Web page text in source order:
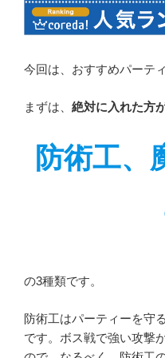
今回は、おすすめパーテ
まずは、 絶対に入れた方
防術工、
の3種類です。
防術工はパーティーを守
です。ボス戦で強い攻撃